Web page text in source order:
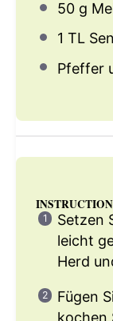
50 g
1 TL
Pfeffer
Setzen
leicht
Herd
Fügen
kochen